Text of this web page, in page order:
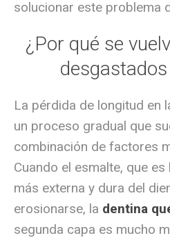
solucionar este problema
¿Por qué se
La pérdida de longitud en
un proceso gradual que
combinación de factores
Cuando el esmalte, que
más externa y dura del
erosionarse, la dentina
segunda capa es mucho